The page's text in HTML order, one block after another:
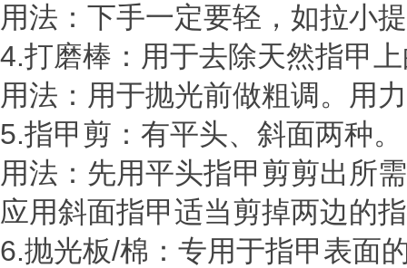
用法：下手一定要轻，如拉小
4.打磨棒：用于去除天然指甲
用法：用于抛光前做粗调。用
5.指甲剪：有平头、斜面两种。
用法：先用平头指甲剪剪出所
应用斜面指甲适当剪掉两边的
6.抛光板/棉：专用于指甲表面